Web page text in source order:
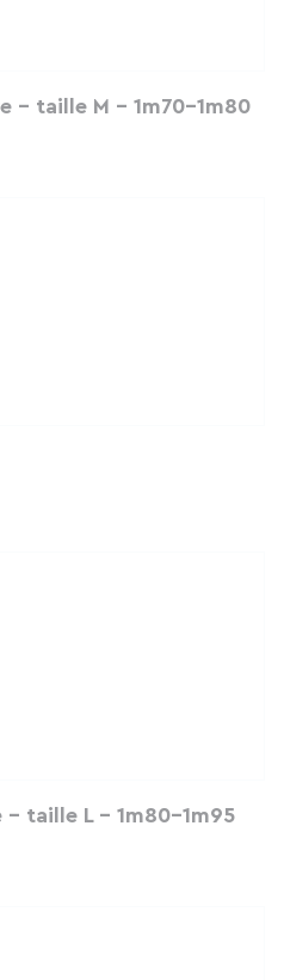
- taille M - 1m70-1m80
- taille L - 1m80-1m95